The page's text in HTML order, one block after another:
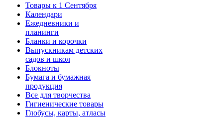
Товары к 1 Сентября
Календари
Ежедневники и
планинги
Бланки и корочки
Выпускникам детских
садов и школ
Блокноты
Бумага и бумажная
продукция
Все для творчества
Гигиенические товары
Глобусы, карты, атласы